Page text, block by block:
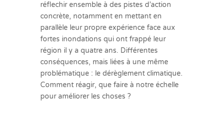
réflechir ensemble à des pistes d’action
concrète, notamment en mettant en
parallèle leur propre expérience face aux
fortes inondations qui ont frappé leur
région il y a quatre ans. Différentes
conséquences, mais liées à une même
problématique : le dérèglement climatique.
Comment réagir, que faire à notre échelle
pour améliorer les choses ?